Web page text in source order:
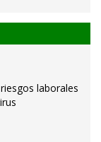
laborales